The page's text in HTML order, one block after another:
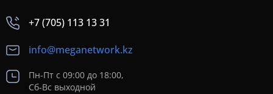
+7 (705) 113 13 31
info@meganetwork.kz
Пн-Пт с 09:00 до 18:00,
Сб-Вс выходной